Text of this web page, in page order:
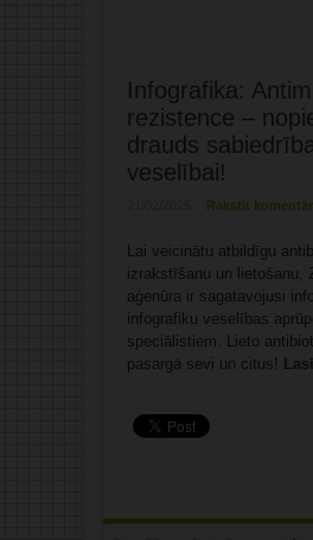
Infografika:
rezistence –
drauds
veselībai!
Rakstīt
Lai veicinātu atbildīgu
izrakstīšanu un lietošanu,
aģenūra ir sagatavojusi
infografiku veselības
speciālistiem. Lieto
pasargā sevi un citus!